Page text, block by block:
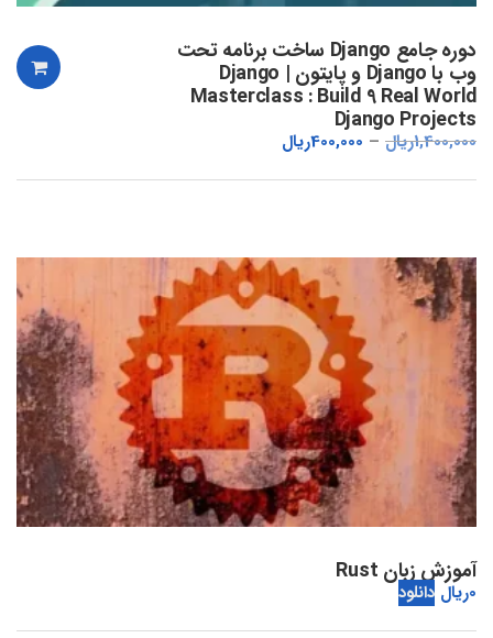
دوره جامع Django ساخت برنامه تحت
وب با Django و پایتون | Django
Masterclass : Build 9 Real World
Django Projects
1,400,000ریال 400,000ریال
آموزش زبان Rust
0ریال دانلود